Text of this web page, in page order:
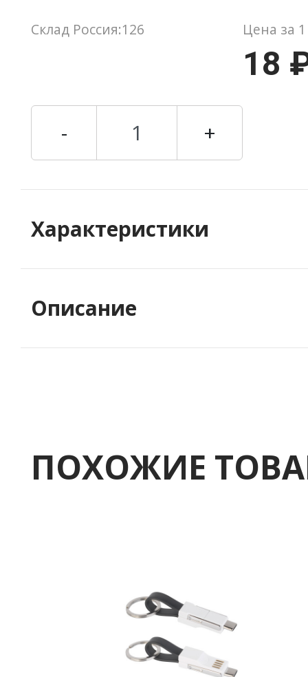
Цена за
18
- +
Склад Россия:126
Характеристики
Описание
ПОХОЖИЕ